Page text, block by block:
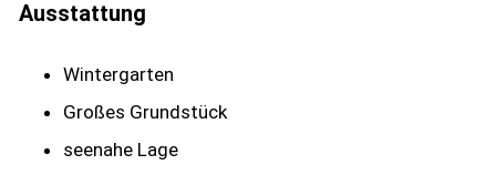
Ausstattung
Wintergarten
Großes Grundstück
seenahe Lage